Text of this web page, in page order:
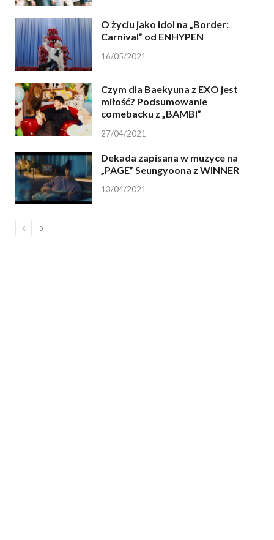
O życiu jako idol na „Border:
Carnival” od ENHYPEN
16/05/2021
Czym dla Baekyuna z EXO jest
miłość? Podsumowanie
comebacku z „BAMBI”
27/04/2021
Dekada zapisana w muzyce na
„PAGE” Seungyoona z WINNER
13/04/2021